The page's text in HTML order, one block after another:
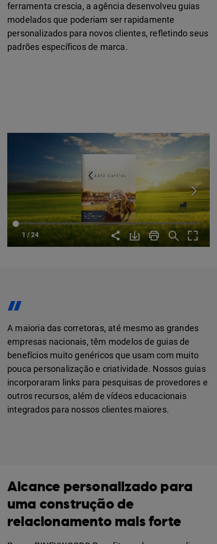
ferramenta crescia, a agência desenvolveu guias
modelados que poderiam ser rapidamente
personalizados para novos clientes, refletindo seus
padrões específicos de marca.
A maioria das corretoras, até mesmo as grandes
empresas nacionais, têm modelos de guias de
benefícios muito genéricos que usam com muito
pouca personalização e criatividade. Nossos guias
incorporaram links para pesquisas de provedores e
outros recursos, além de vídeos educacionais
integrados para nossos clientes maiores.
Alcance personalizado para
uma construção de
relacionamento mais forte